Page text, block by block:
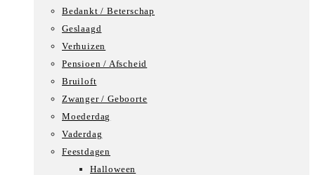
Bedankt / Beterschap
Geslaagd
Verhuizen
Pensioen / Afscheid
Bruiloft
Zwanger / Geboorte
Moederdag
Vaderdag
Feestdagen
Halloween